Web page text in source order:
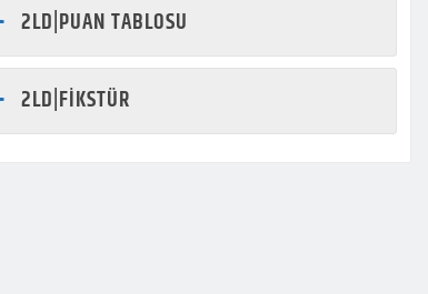
2LD|PUAN TABLOSU
2LD|FİKSTÜR